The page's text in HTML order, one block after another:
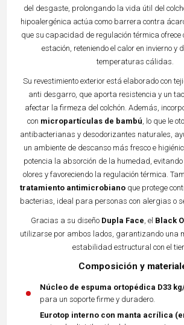
del desgaste, prolongando la vida útil del
hipoalergénica actúa como barrera contra
que su capacidad de regulación térmica ofrece
estación, reteniendo el calor en invierno y
temperaturas cálidas.
Su revestimiento exterior está elaborado con
anti desgarro, que aporta resistencia y un
afectar la firmeza del colchón. Además,
con micropartículas de bambú , lo que le
antibacterianas y desodorizantes naturales,
un ambiente de descanso más fresco e
potencia la absorción de la humedad,
olores y favoreciendo la regulación térmica.
tratamiento antimicrobianoque protege
bacterias, ideal para personas con alergias o
Gracias a su diseño Dupla Face , el Black
utilizarse por ambos lados, garantizando una
estabilidad estructural con el
Composición y
Núcleo de espuma ortopédica D33
para un soporte firme y duradero.
Eurotop interno con manta acrílica